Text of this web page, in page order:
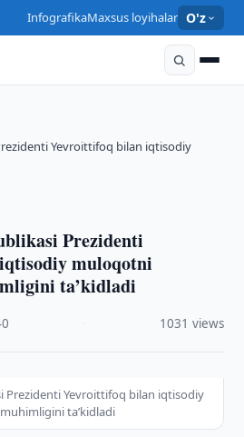
InfografikaMaxsus loyihalar O'z
Yevroittifoq bilan iqtisodiy
Prezidenti
muloqotni
ta’kidladi
1031 views
Prezidenti Yevroittifoq bilan iqtisodiy
ta’kidladi